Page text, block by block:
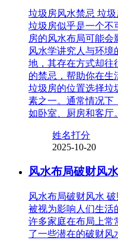
垃圾房风水禁忌 垃
垃圾房似乎是一个不
房的风水布局可能会
风水学讲究人与环境
地，其存在方式却往
的禁忌，帮助你在生
垃圾房的位置选择垃
素之一。通常情况下
如卧室、厨房和客厅
姓名打分
2025-10-20
风水布局破财风
风水布局破财风水
被视为影响人们生活
许多家庭在布局上常
了一些潜在的破财风